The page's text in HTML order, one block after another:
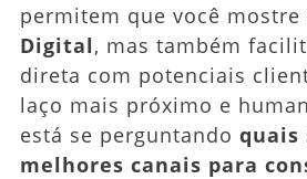
permitem que você mostre
Digital, mas também
direta com potenciais
laço mais próximo e
está se perguntando quais
melhores canais para